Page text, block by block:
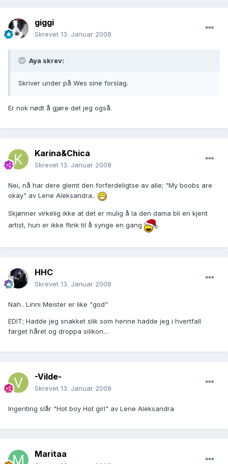
giggi
Skrevet 13. Januar 2008
Aya skrev:
Skriver under på Wes sine forslag.
Er nok nødt å gjøre det jeg også.
Karina&Chica
Skrevet 13. Januar 2008
Nei, nå har dere glemt den forferdeligtse av alle; "My boobs are
okay" av Lene Aleksandra..
Skjønner virkelig ikke at det er mulig å la den dama bli en kjent
artist, hun er ikke flink til å synge en gang
HHC
Skrevet 13. Januar 2008
Nah.. Linni Meister er like "god"
EDIT; Hadde jeg snakket slik som henne hadde jeg i hvertfall
farget håret og droppa silikon...
-Vilde-
Skrevet 13. Januar 2008
Ingenting slår "Hot boy Hot girl" av Lene Aleksandra
Maritaa